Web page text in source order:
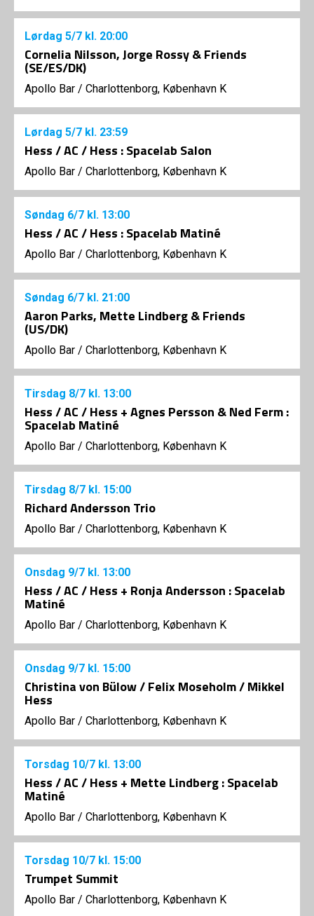
Lørdag 5/7 kl. 20:00
Cornelia Nilsson, Jorge Rossy & Friends
(SE/ES/DK)
Apollo Bar / Charlottenborg, København K
Lørdag 5/7 kl. 23:59
Hess / AC / Hess : Spacelab Salon
Apollo Bar / Charlottenborg, København K
Søndag 6/7 kl. 13:00
Hess / AC / Hess : Spacelab Matiné
Apollo Bar / Charlottenborg, København K
Søndag 6/7 kl. 21:00
Aaron Parks, Mette Lindberg & Friends
(US/DK)
Apollo Bar / Charlottenborg, København K
Tirsdag 8/7 kl. 13:00
Hess / AC / Hess + Agnes Persson & Ned Ferm :
Spacelab Matiné
Apollo Bar / Charlottenborg, København K
Tirsdag 8/7 kl. 15:00
Richard Andersson Trio
Apollo Bar / Charlottenborg, København K
Onsdag 9/7 kl. 13:00
Hess / AC / Hess + Ronja Andersson : Spacelab
Matiné
Apollo Bar / Charlottenborg, København K
Onsdag 9/7 kl. 15:00
Christina von Bülow / Felix Moseholm / Mikkel
Hess
Apollo Bar / Charlottenborg, København K
Torsdag 10/7 kl. 13:00
Hess / AC / Hess + Mette Lindberg : Spacelab
Matiné
Apollo Bar / Charlottenborg, København K
Torsdag 10/7 kl. 15:00
Trumpet Summit
Apollo Bar / Charlottenborg, København K